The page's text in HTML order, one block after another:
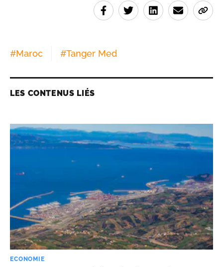
#Maroc #Tanger Med
LES CONTENUS LIÉS
ECONOMIE